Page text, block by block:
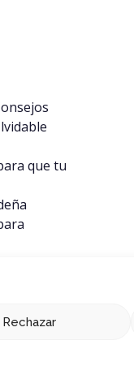
Rechazar
que tu